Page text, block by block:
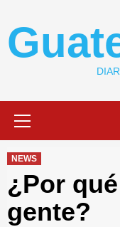
content
NEWS
¿Por
gente?